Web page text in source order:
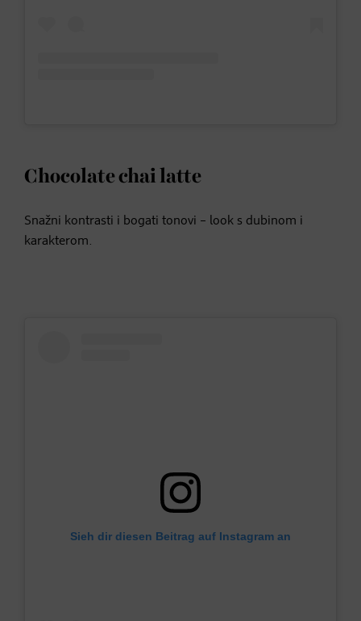
Chocolate chai latte
Snažni kontrasti i bogati tonovi – look s dubinom i
karakterom.
Sieh dir diesen Beitrag auf Instagram an